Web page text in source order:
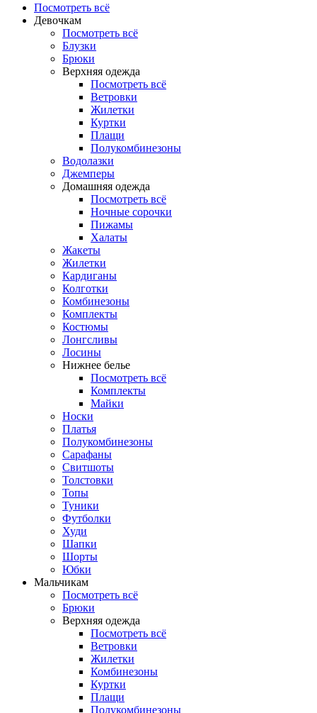
Посмотреть всё
Девочкам
Посмотреть всё
Блузки
Брюки
Верхняя одежда
Посмотреть всё
Ветровки
Жилетки
Куртки
Плащи
Полукомбинезоны
Водолазки
Джемперы
Домашняя одежда
Посмотреть всё
Ночные сорочки
Пижамы
Халаты
Жакеты
Жилетки
Кардиганы
Колготки
Комбинезоны
Комплекты
Костюмы
Лонгсливы
Лосины
Нижнее белье
Посмотреть всё
Комплекты
Майки
Носки
Платья
Полукомбинезоны
Сарафаны
Свитшоты
Толстовки
Топы
Туники
Футболки
Худи
Шапки
Шорты
Юбки
Мальчикам
Посмотреть всё
Брюки
Верхняя одежда
Посмотреть всё
Ветровки
Жилетки
Комбинезоны
Куртки
Плащи
Полукомбинезоны